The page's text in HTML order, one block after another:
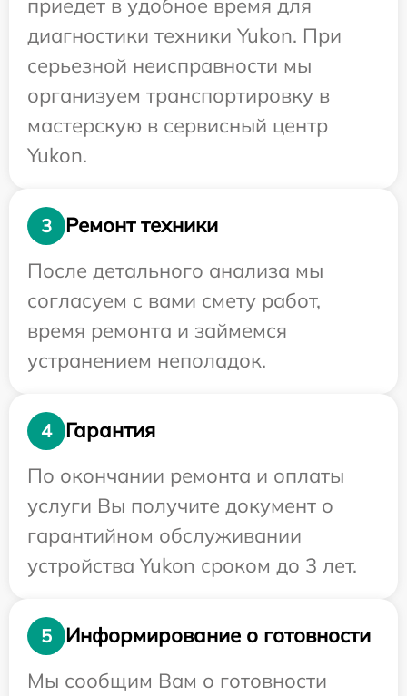
приедет в удобное время для
диагностики техники Yukon. При
серьезной неисправности мы
организуем транспортировку в
мастерскую в сервисный центр
Yukon.
3
Ремонт техники
После детального анализа мы
согласуем с вами смету работ,
время ремонта и займемся
устранением неполадок.
4
Гарантия
По окончании ремонта и оплаты
услуги Вы получите документ о
гарантийном обслуживании
устройства Yukon сроком до 3 лет.
5
Информирование о готовности
Мы сообщим Вам о готовности